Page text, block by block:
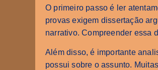
O primeiro passo é ler
provas exigem dissertação
narrativo. Compreender essa
Além disso, é importante
possui sobre o assunto.